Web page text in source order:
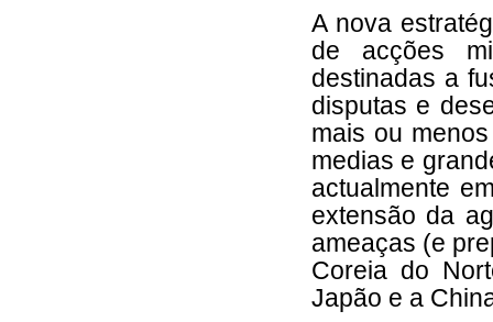
A nova
de acções
destinadas a
disputas e
mais ou
medias e
actualmente
extensão da
ameaças (e
Coreia do
Japão e a